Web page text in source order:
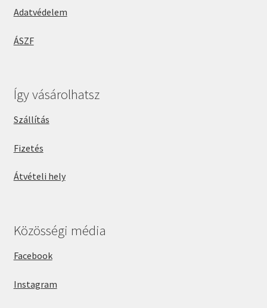
Adatvédelem
ÁSZF
Így vásárolhatsz
Szállítás
Fizetés
Átvételi hely
Közösségi média
Facebook
Instagram